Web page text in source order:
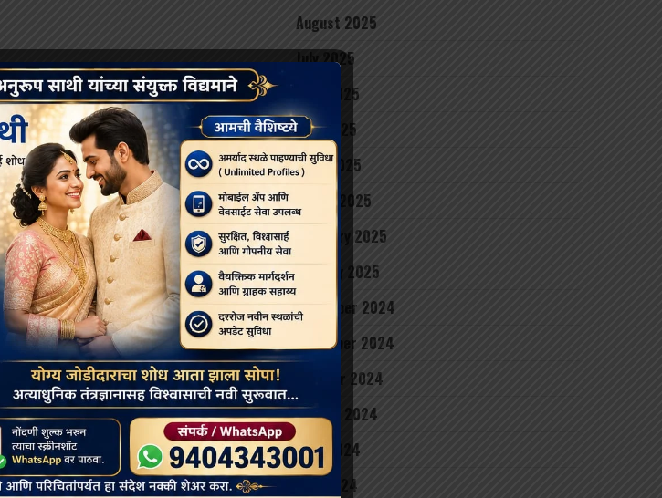
August 2025
July 2025
June 2025
May 2025
April 2025
March 2025
February 2025
January 2025
December 2024
November 2024
October 2024
August 2024
June 2024
May 2024